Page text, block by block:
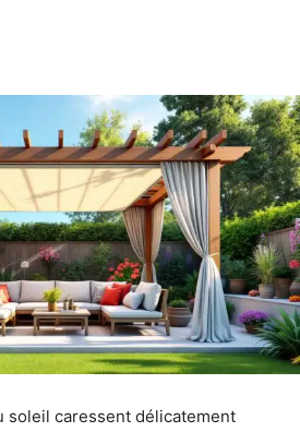
soleil caressent délicatement